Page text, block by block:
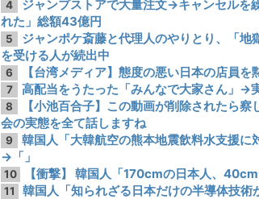
4
ジャンプストアで大量注文→キャンセル
れた」総額43億円
5
ジャンポケ斎藤と代理人のやりとり、「
を受ける人が続出中
6 【台湾メディア】態度の悪い日本の店員を
7 高配当をうたった「みんなで大家さん」→
8
【小池百合子】この動画が削除されたら
会の実態を全て話しますね
9
韓国人「大韓航空の熊本地震飲料水支援に
→「」
10 【衝撃】 韓国人「170cmの日本人、
11
韓国人「知られざる日本だけの半導体技